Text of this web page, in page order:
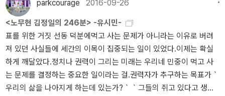
으로 피치자를 다스리는 게 아니라, 법이 통치자와 피치자 모두를 다
스리는 것이라는 뜻이다. 유독 ‘법치주의’를 강조하는 정부지만, 법 위
에 ‘통치자’가 있는 것은 아닌지 의심을 많이 사는 정부이기도 하다.
대화록은 누가, 어떤 목적으로 유출했는지 언젠가 밝혀질 것인가? 북
핵을 폐기하고, 평화로 가는 길은 어떻게 또 열어 갈 것인가?
안 좋으면 손녀 손을 잡고서 들길을 거닐면 된다. ‘서민이 아니기’에
‘서민 흉내와 체험’을 한다. ‘가난한 시골 할아버지’가 손녀하고 어떻게
마주할는지 알고 싶다면, 스스로 돈·이름·힘을 죄 내려놓고서 가난하
게 살아갈 노릇이다. 안 내려놓으니까 이녁 둘레에서 끝없이 말썽을
일으키는 무리가 있다.ㅅㄴㄹ※ 글쓴이숲노래(최종규) : 우리말꽃(국
어사전)을 씁니다. “말꽃 짓는 책숲, 숲노래”라는 이름으로 시골인 전
남 고흥에서 서재도서관·책박물관을 꾸립니다. ‘보리 국어사전’ 편집
parkcourage 2016-09-26
<노무현 김정일의 246분> -유시민-
표를 위한 거짓 선동 덕분에먹고 사는 문제가 아니라는 이유로 버려
져 있던 사실들에 세간의 이목이 집중되는 일이 있었다.이제는 확실
하게 깨달았다.정치나 권력이 그리는 미래는 우리네 민중이 먹고 사
는 문제를 결정하는 중요한 일이라는 걸.권력자가 추구하는 목표가｀
우리의 삶을 나아지게 하는데 있는가?｀｀그들의 쥐고 있다고 생각